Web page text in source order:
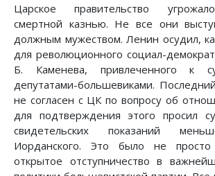
Царское правительство
смертной казнью. Не все они
должным мужеством. Ленин осудил,
для революционного социал-
Б. Каменева, привлеченного к
депутатами-большевиками.
не согласен с ЦК по вопросу об
для подтверждения этого просил
свидетельских показаний
Иорданского. Это было не
открытое отступничество в